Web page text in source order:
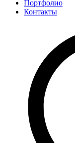
Портфолио
Контакты